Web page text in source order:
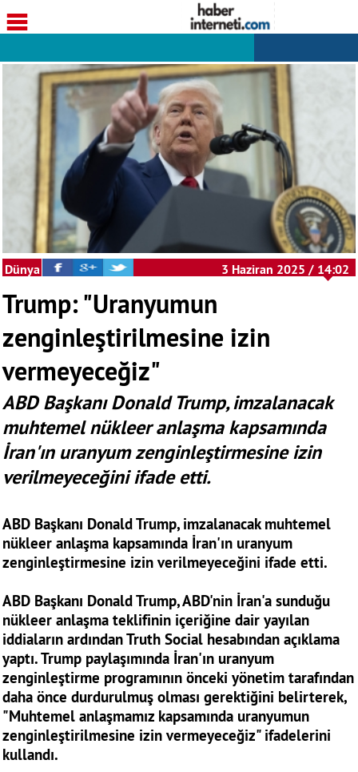
Dünya 3 Haziran 2025 / 14:02
Trump: "Uranyumun
zenginleştirilmesine izin
vermeyeceğiz"
ABD Başkanı Donald Trump, imzalanacak
muhtemel nükleer anlaşma kapsamında
İran'ın uranyum zenginleştirmesine izin
verilmeyeceğini ifade etti.
ABD Başkanı Donald Trump, imzalanacak muhtemel
nükleer anlaşma kapsamında İran'ın uranyum
zenginleştirmesine izin verilmeyeceğini ifade etti.
ABD Başkanı Donald Trump, ABD'nin İran'a sunduğu
nükleer anlaşma teklifinin içeriğine dair yayılan
iddiaların ardından Truth Social hesabından açıklama
yaptı. Trump paylaşımında İran'ın uranyum
zenginleştirme programının önceki yönetim tarafından
daha önce durdurulmuş olması gerektiğini belirterek,
"Muhtemel anlaşmamız kapsamında uranyumun
zenginleştirilmesine izin vermeyeceğiz" ifadelerini
kullandı.